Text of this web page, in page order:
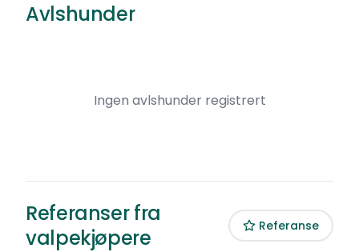
Avlshunder
Ingen avlshunder registrert
Referanser fra
valpekjøpere
Referanse